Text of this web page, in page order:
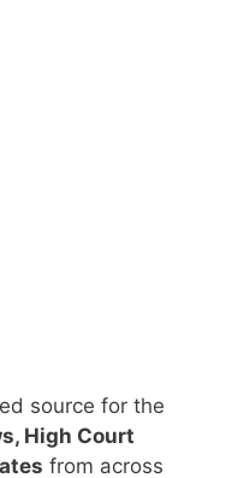
source for the
High Court
from across